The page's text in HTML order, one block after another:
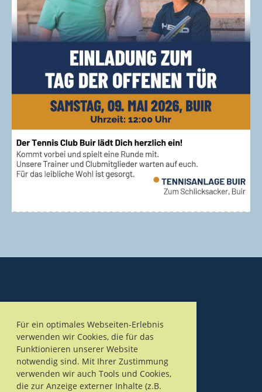
Für ein optimales Webseiten-Erlebnis
verwenden wir Cookies, die für das
Funktionieren unserer Website
notwendig sind. Mit Ihrer Zustimmung
verwenden wir auch Tools und Cookies,
die zur Anzeige externer Inhalte (z.B.
© 2026 Tennis – Club Buir e.V